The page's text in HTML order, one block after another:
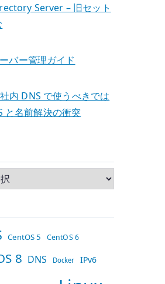
Server – 旧セット
バー管理ガイド
内 DNS で使うべきでは
と名前解決の衝突
CentOS 5 CentOS 6
8 DNS Docker IPv6